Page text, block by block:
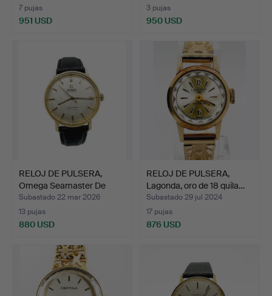
7 pujas
951 USD
3 pujas
950 USD
RELOJ DE PULSERA,
Omega Seamaster De
Ville…
Subastado 22 mar 2026
13 pujas
880 USD
RELOJ DE PULSERA,
Lagonda, oro de 18 quila…
Subastado 29 jul 2024
17 pujas
876 USD